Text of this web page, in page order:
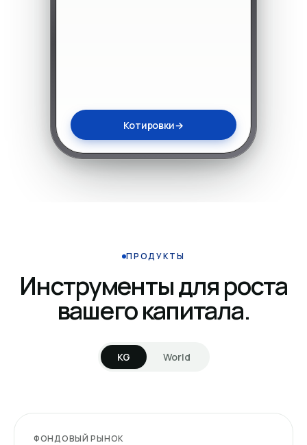
Котировки→
ПРОДУКТЫ
Инструменты для роста
вашего капитала.
KG World
ФОНДОВЫЙ РЫНОК